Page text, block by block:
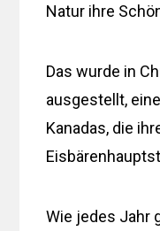
Natur ihre
Das wurde in
ausgestellt,
Kanadas, die
Wie jedes Jahr